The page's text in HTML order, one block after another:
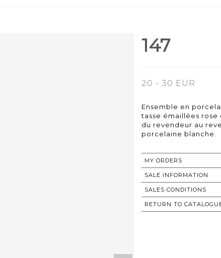
147
20 - 30 EUR
Ensemble en
tasse émaillées
du revendeur au
porcelaine blanche.
MY ORDERS
SALE INFORMATION
SALES CONDITIONS
RETURN TO